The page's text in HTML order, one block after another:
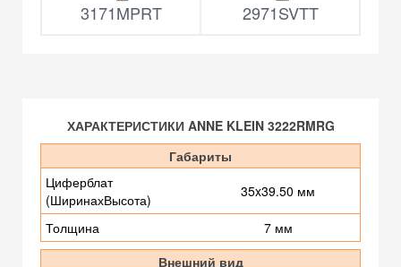
3171MPRT 2971SVTT
ХАРАКТЕРИСТИКИ ANNE KLEIN 3222RMRG
Габариты
Циферблат
(ШиринахВысота)
35x39.50 мм
Толщина
7 мм
Внешний вид